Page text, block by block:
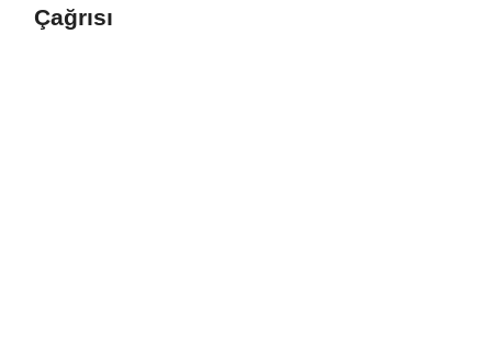
Çağrısı